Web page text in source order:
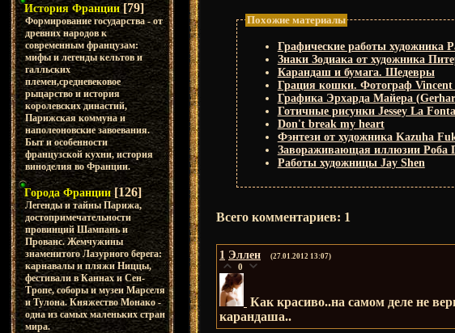
История Франции [79]
Формирование государства - от
древних народов к
современным французам:
мифы и легенды кельтов и
галльских
племен,средневековое
рыцарство и история
королевских династий,
Парижская коммуна и
наполеоновские завоевания.
Быт и особенности
французской кухни, история
виноделия во Франции.
Города Франции [126]
Легенды и тайны Парижа,
достопримечательности
провинций Шампань и
Прованс. Жемчужины
знаменитого Лазурного берега:
карнавалы и пляжи Ниццы,
фестивали в Каннах и Сен-
Тропе, соборы и музеи Марселя
и Тулона. Княжество Монако -
одна из самых маленьких стран
мира.
Похожие материалы
Графические работы художника
Знаки Зодиака от художника
Карандаш и бумага. Шедевры
Грация кошки. Фотограф Vincent
Графика Эрхарда Майера
Готичные рисунки Jessey La
Don't break my heart
Фэнтези от художника Kazuha
Завораживающая иллюзии Роба
Работы художницы Jay Shen
Всего комментариев: 1
1 Эллен (27.01.2012 13:07)
0
Как красиво..на самом деле не
карандаша..